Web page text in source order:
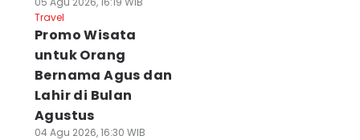
Travel
Promo Wisata
untuk Orang
Bernama Agus dan
Lahir di Bulan
Agustus
04 Agu 2026, 16:30 WIB